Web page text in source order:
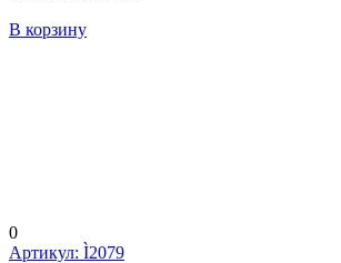
В корзину
0
Артикул: Ì2079